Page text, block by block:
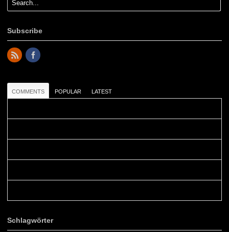
Subscribe
COMMENTS POPULAR LATEST
Schlagwörter